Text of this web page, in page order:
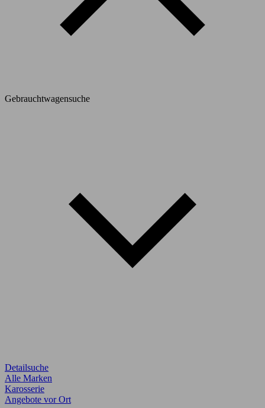
Gebrauchtwagensuche
Detailsuche
Alle Marken
Karosserie
Angebote vor Ort